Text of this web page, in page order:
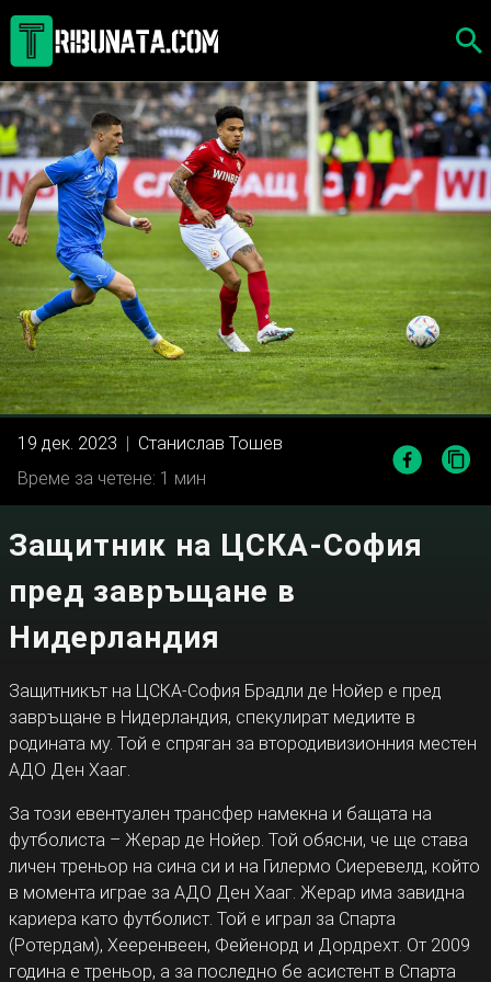
Skip
content
19 дек. 2023 | Станислав Тошев
Време за четене: 1 мин
Защитник на ЦСКА-София
пред завръщане в
Нидерландия
Защитникът на ЦСКА-София Брадли де Нойер е пред
завръщане в Нидерландия, спекулират медиите в
родината му. Той е спряган за втородивизионния местен
АДО Ден Хааг.
За този евентуален трансфер намекна и бащата на
футболиста – Жерар де Нойер. Той обясни, че ще става
личен треньор на сина си и на Гилермо Сиеревелд, който
в момента играе за АДО Ден Хааг. Жерар има завидна
кариера като футболист. Той е играл за Спарта
(Ротердам), Хееренвеен, Фейенорд и Дордрехт. От 2009
година е треньор, а за последно бе асистент в Спарта